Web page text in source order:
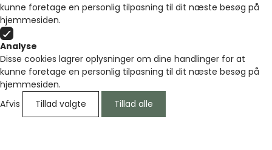
kunne foretage en personlig tilpasning til dit næste besøg på
hjemmesiden.
Analyse
Disse cookies lagrer oplysninger om dine handlinger for at
kunne foretage en personlig tilpasning til dit næste besøg på
hjemmesiden.
Afvis
Tillad valgte Tillad alle